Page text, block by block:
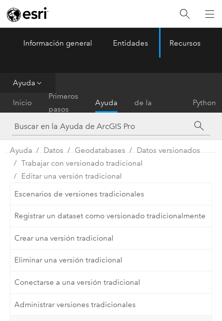
ArcGIS Pro Menu
Información general Entidades Recursos
Ayuda
Inicio
Primeros
pasos
Ayuda
de la
herramienta
Python
Ayuda Datos Geodatabases
Datos versionados
Trabajar con versionado tradicional
Editar una versión tradicional
Escenarios de versiones tradicionales
Registrar un dataset como versionado tradicionalmente
Crear una versión tradicional
Eliminar una versión tradicional
Conectarse a una versión tradicional
Administrar versiones tradicionales